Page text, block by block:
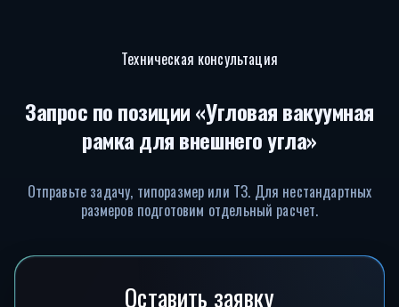
Техническая консультация
Запрос по позиции «Угловая вакуумная
рамка для внешнего угла»
Отправьте задачу, типоразмер или ТЗ. Для нестандартных
размеров подготовим отдельный расчет.
Оставить заявку